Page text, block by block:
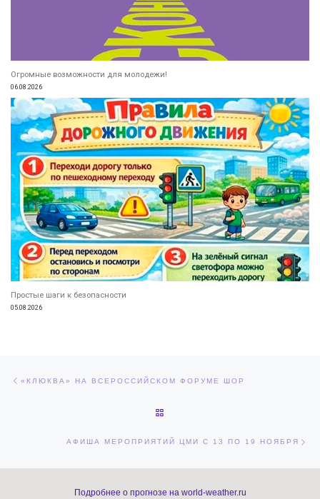
Огромные возможности для молодежи!
06.08.2026
Простые шаги к безопасности
05.08.2026
«КЛЮКВА» НА ВСЕРОССИЙСКОМ ФОРУМЕ ШОР
АФИША МЕРОПРИЯТИЙ ЦМИ С 13 ПО 19 НОЯБРЯ
Подробнее о прогнозе на world-weather.ru